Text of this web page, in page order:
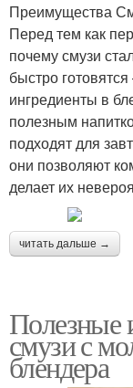
Преимущества
Перед тем как
почему смузи
быстро
ингредиенты в
полезным
подходят для
они позволяют
делает их
читать дальше →
Полезные
смузи с
блендера